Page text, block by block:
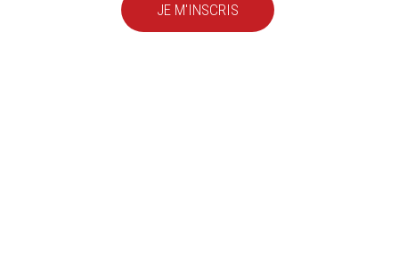
JE M'INSCRIS